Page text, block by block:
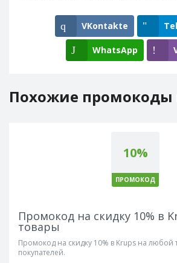
VKontakte
WhatsApp
Похожие промокоды
10%
ПРОМОКОД
Промокод на скидку 10% в
товары
Промокод на скидку 10% в Krups на любой
покупателей.